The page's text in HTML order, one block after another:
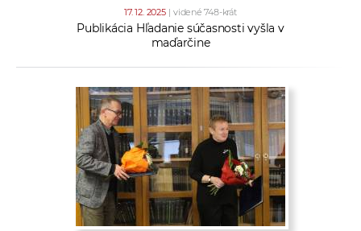
17. 12. 2025 | videné 748-krát
Publikácia Hľadanie súčasnosti vyšla v
maďarčine